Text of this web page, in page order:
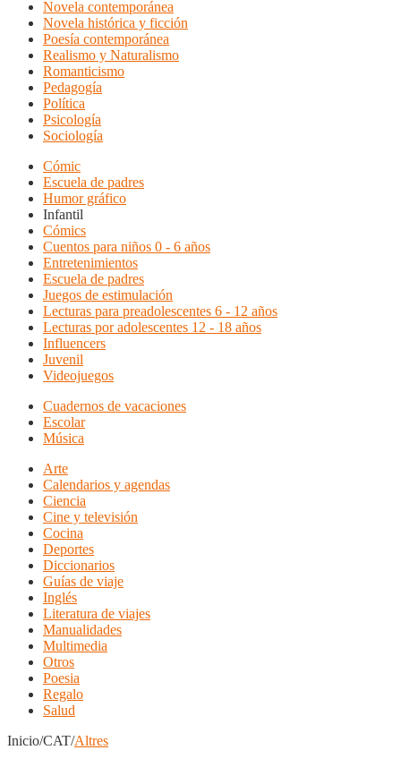
Novela contemporánea
Novela histórica y ficción
Poesía contemporánea
Realismo y Naturalismo
Romanticismo
Pedagogía
Política
Psicología
Sociología
Cómic
Escuela de padres
Humor gráfico
Infantil
Cómics
Cuentos para niños 0 - 6 años
Entretenimientos
Escuela de padres
Juegos de estimulación
Lecturas para preadolescentes 6 - 12 años
Lecturas por adolescentes 12 - 18 años
Influencers
Juvenil
Videojuegos
Cuadernos de vacaciones
Escolar
Música
Arte
Calendarios y agendas
Ciencia
Cine y televisión
Cocina
Deportes
Diccionarios
Guías de viaje
Inglés
Literatura de viajes
Manualidades
Multimedia
Otros
Poesia
Regalo
Salud
Inicio/CAT/Altres